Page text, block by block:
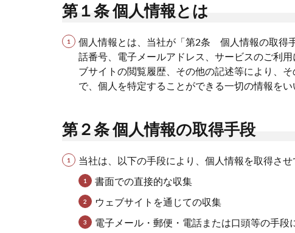
第１条 個人情報とは
個人情報とは、当社が「第2条 個人情報の取得
話番号、電子メールアドレス、サービスのご利
ブサイトの閲覧履歴、その他の記述等により、
で、個人を特定することができる一切の情報をい
第２条 個人情報の取得手段
当社は、以下の手段により、個人情報を取得させ
書面での直接的な収集
ウェブサイトを通じての収集
電子メール・郵便・電話または口頭等の手段